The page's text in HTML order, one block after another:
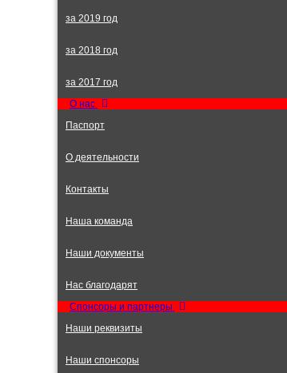
за 2019 год
за 2018 год
за 2017 год
О нас
Паспорт
О деятельности
Контакты
Наша команда
Наши документы
Нас благодарят
Спонсоры и партнеры
Наши реквизиты
Наши спонсоры